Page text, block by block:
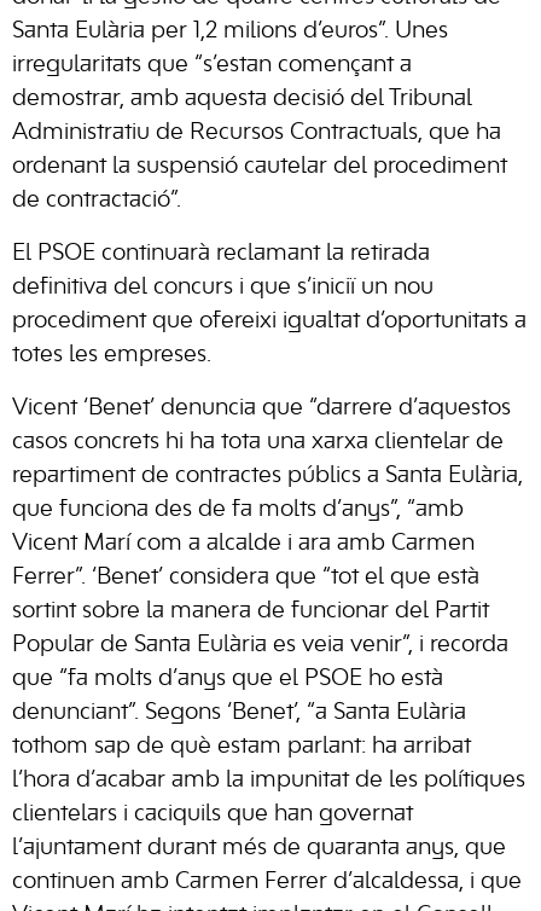
Santa Eulària per 1,2 milions d’euros”. Unes
irregularitats que “s’estan començant a
demostrar, amb aquesta decisió del Tribunal
Administratiu de Recursos Contractuals, que ha
ordenant la suspensió cautelar del procediment
de contractació”.
El PSOE continuarà reclamant la retirada
definitiva del concurs i que s’iniciï un nou
procediment que ofereixi igualtat d’oportunitats a
totes les empreses.
Vicent ‘Benet’ denuncia que “darrere d’aquestos
casos concrets hi ha tota una xarxa clientelar de
repartiment de contractes públics a Santa Eulària,
que funciona des de fa molts d’anys”, “amb
Vicent Marí com a alcalde i ara amb Carmen
Ferrer”. ‘Benet’ considera que “tot el que està
sortint sobre la manera de funcionar del Partit
Popular de Santa Eulària es veia venir”, i recorda
que “fa molts d’anys que el PSOE ho està
denunciant”. Segons ‘Benet’, “a Santa Eulària
tothom sap de què estam parlant: ha arribat
l’hora d’acabar amb la impunitat de les polítiques
clientelars i caciquils que han governat
l’ajuntament durant més de quaranta anys, que
continuen amb Carmen Ferrer d’alcaldessa, i que